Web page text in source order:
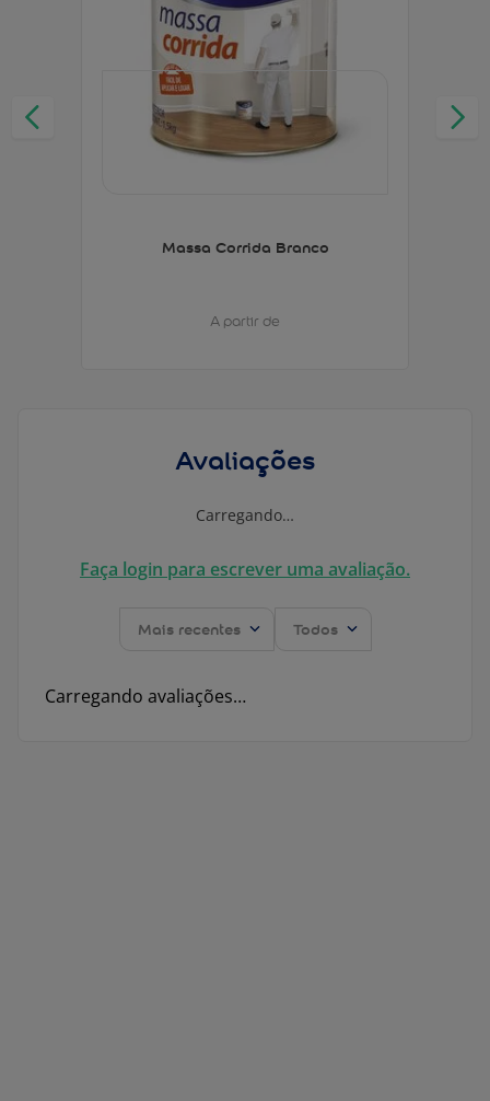
Massa Corrida Branco
A partir de
Avaliações
Carregando…
Faça login para escrever uma avaliação.
Mais recentes Todos
Carregando avaliações…